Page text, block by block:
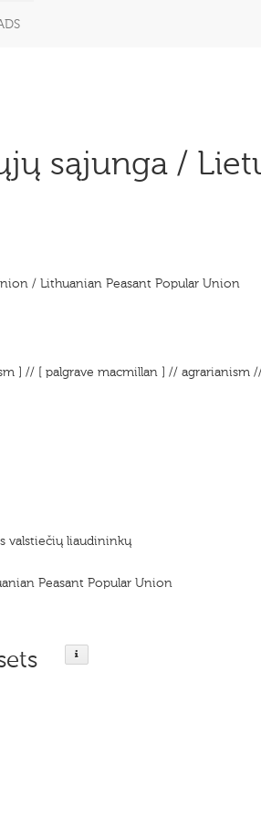
sąjunga /
/ Lithuanian Peasant Popular Union
] // [ palgrave macmillan ] // agrarianism
valstiečių liaudininkų
Peasant Popular Union